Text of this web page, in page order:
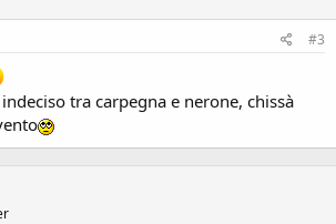
#3
tra carpegna e nerone, chissà